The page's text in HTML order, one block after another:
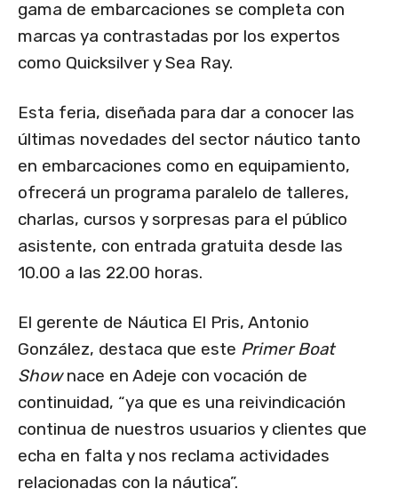
gama de embarcaciones se completa con
marcas ya contrastadas por los expertos
como Quicksilver y Sea Ray.
Esta feria, diseñada para dar a conocer las
últimas novedades del sector náutico tanto
en embarcaciones como en equipamiento,
ofrecerá un programa paralelo de talleres,
charlas, cursos y sorpresas para el público
asistente, con entrada gratuita desde las
10.00 a las 22.00 horas.
El gerente de Náutica El Pris, Antonio
González, destaca que este Primer Boat
Shownace en Adeje con vocación de
continuidad, “ya que es una reivindicación
continua de nuestros usuarios y clientes que
echa en falta y nos reclama actividades
relacionadas con la náutica”.